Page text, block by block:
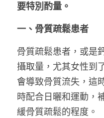
高松傑專欄
林伯強專欄
馮煒光專欄
趙處機專欄
KOL 精選
支持讚助
條款及細則
關於我們
English
要特別酌量。
一、骨質疏鬆患者
骨質疏鬆患者，或是
攝取量，尤其女性到
會導致骨質流失，這
時配合日曬和運動，
緩骨質疏鬆的程度。